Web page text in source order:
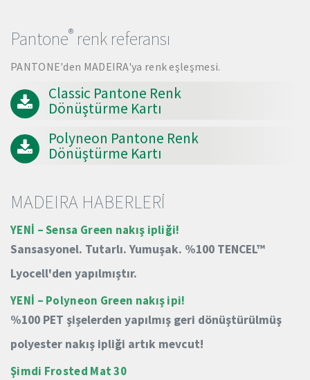
Pantone® renk referansı
PANTONE'den MADEIRA'ya renk eşleşmesi.
Classic Pantone Renk
Dönüştürme Kartı
Polyneon Pantone Renk
Dönüştürme Kartı
MADEIRA HABERLERİ
YENİ – Sensa Green nakış ipliği!
Sansasyonel. Tutarlı. Yumuşak. %100 TENCEL™
Lyocell'den yapılmıştır.
YENİ – Polyneon Green nakış ipi!
%100 PET şişelerden yapılmış geri dönüştürülmüş
polyester nakış ipliği artık mevcut!
Şimdi Frosted Mat 30